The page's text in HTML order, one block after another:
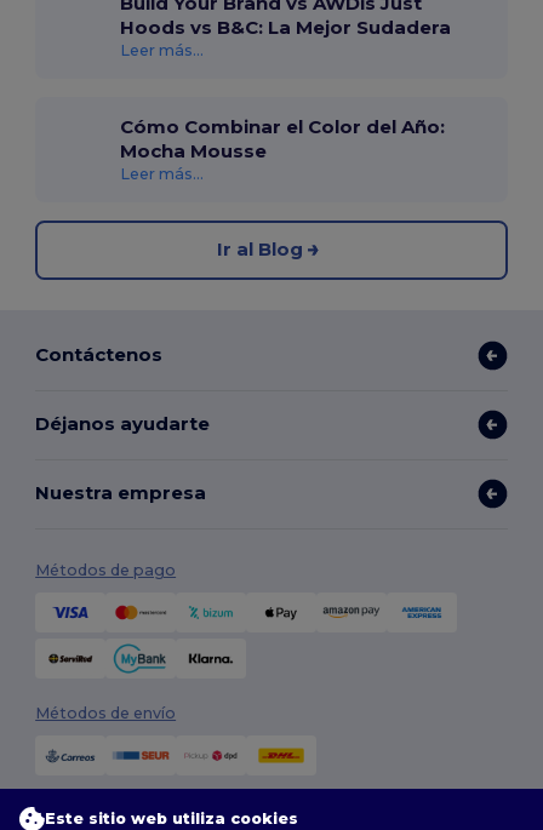
Hoods vs B&C: La Mejor Sudadera
Leer más...
Cómo Combinar el Color del Año:
Mocha Mousse
Leer más...
Ir al Blog
Contáctenos
Déjanos ayudarte
Nuestra empresa
Métodos de pago
Métodos de envío
Este sitio web utiliza cookies